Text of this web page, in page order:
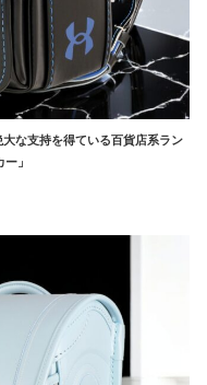
な支持を得ている百貨店系ラン
」